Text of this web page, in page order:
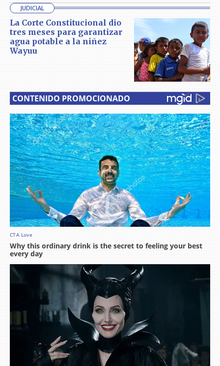
JUDICIAL
La Corte Constitucional dio
tres meses para garantizar
agua potable a la niñez
Wayuu